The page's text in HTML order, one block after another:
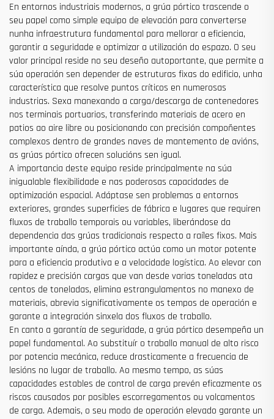
En entornos industriais modernos, a grúa pórtico trascende o
seu papel como simple equipo de elevación para converterse
nunha infraestrutura fundamental para mellorar a eficiencia,
garantir a seguridade e optimizar a utilización do espazo. O seu
valor principal reside no seu deseño autoportante, que permite a
súa operación sen depender de estruturas fixas do edificio, unha
característica que resolve puntos críticos en numerosas
industrias. Sexa manexando a carga/descarga de contenedores
nos terminais portuarios, transferindo materiais de acero en
patios ao aire libre ou posicionando con precisión compoñentes
complexos dentro de grandes naves de mantemento de avións,
as grúas pórtico ofrecen solucións sen igual.
A importancia deste equipo reside principalmente na súa
inigualable flexibilidade e nas poderosas capacidades de
optimización espacial. Adáptase sen problemas a entornos
exteriores, grandes superficies de fábrica e lugares que requiren
fluxos de traballo temporais ou variables, liberándose da
dependencia das grúas tradicionais respecto a raíles fixos. Mais
importante aínda, a grúa pórtico actúa como un motor potente
para a eficiencia produtiva e a velocidade logística. Ao elevar con
rapidez e precisión cargas que van desde varias toneladas ata
centos de toneladas, elimina estrangulamentos no manexo de
materiais, abrevia significativamente os tempos de operación e
garante a integración sinxela dos fluxos de traballo.
En canto a garantía de seguridade, a grúa pórtico desempeña un
papel fundamental. Ao substituír o traballo manual de alto risco
por potencia mecánica, reduce drasticamente a frecuencia de
lesións no lugar de traballo. Ao mesmo tempo, as súas
capacidades estables de control de carga prevén eficazmente os
riscos causados por posibles escorregamentos ou volcamentos
de carga. Ademais, o seu modo de operación elevado garante un